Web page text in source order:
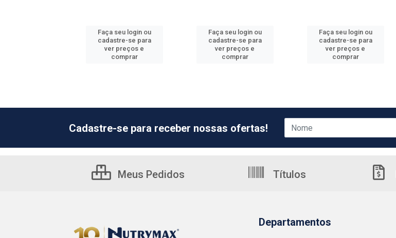
Faça seu login ou
cadastre-se para
ver preços e
comprar
Faça seu login ou
cadastre-se para
ver preços e
comprar
Faça seu login ou
cadastre-se para
ver preços e
comprar
Cadastre-se para receber nossas ofertas!
Meus Pedidos Títulos
Departamentos